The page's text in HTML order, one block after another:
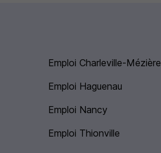
Emploi Charleville-
Emploi Haguenau
Emploi Nancy
Emploi Thionville